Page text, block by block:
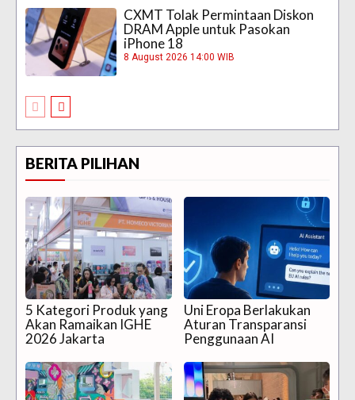
CXMT Tolak Permintaan Diskon
DRAM Apple untuk Pasokan
iPhone 18
8 August 2026 14:00 WIB
BERITA PILIHAN
5 Kategori Produk yang
Akan Ramaikan IGHE
2026 Jakarta
Uni Eropa Berlakukan
Aturan Transparansi
Penggunaan AI